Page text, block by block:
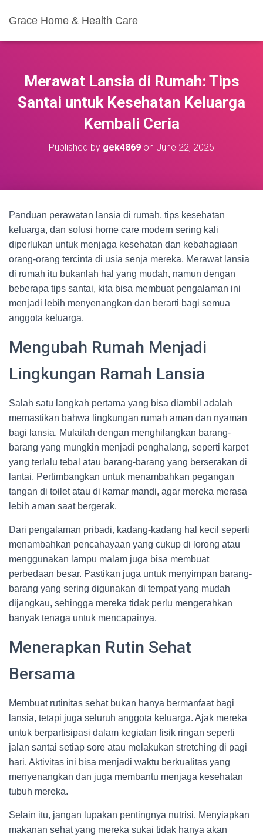
Grace Home & Health Care
Merawat Lansia di Rumah: Tips
Santai untuk Kesehatan Keluarga
Kembali Ceria
Published by gek4869 on June 22, 2025
Panduan perawatan lansia di rumah, tips kesehatan
keluarga, dan solusi home care modern sering kali
diperlukan untuk menjaga kesehatan dan kebahagiaan
orang-orang tercinta di usia senja mereka. Merawat lansia
di rumah itu bukanlah hal yang mudah, namun dengan
beberapa tips santai, kita bisa membuat pengalaman ini
menjadi lebih menyenangkan dan berarti bagi semua
anggota keluarga.
Mengubah Rumah Menjadi
Lingkungan Ramah Lansia
Salah satu langkah pertama yang bisa diambil adalah
memastikan bahwa lingkungan rumah aman dan nyaman
bagi lansia. Mulailah dengan menghilangkan barang-
barang yang mungkin menjadi penghalang, seperti karpet
yang terlalu tebal atau barang-barang yang berserakan di
lantai. Pertimbangkan untuk menambahkan pegangan
tangan di toilet atau di kamar mandi, agar mereka merasa
lebih aman saat bergerak.
Dari pengalaman pribadi, kadang-kadang hal kecil seperti
menambahkan pencahayaan yang cukup di lorong atau
menggunakan lampu malam juga bisa membuat
perbedaan besar. Pastikan juga untuk menyimpan barang-
barang yang sering digunakan di tempat yang mudah
dijangkau, sehingga mereka tidak perlu mengerahkan
banyak tenaga untuk mencapainya.
Menerapkan Rutin Sehat
Bersama
Membuat rutinitas sehat bukan hanya bermanfaat bagi
lansia, tetapi juga seluruh anggota keluarga. Ajak mereka
untuk berpartisipasi dalam kegiatan fisik ringan seperti
jalan santai setiap sore atau melakukan stretching di pagi
hari. Aktivitas ini bisa menjadi waktu berkualitas yang
menyenangkan dan juga membantu menjaga kesehatan
tubuh mereka.
Selain itu, jangan lupakan pentingnya nutrisi. Menyiapkan
makanan sehat yang mereka sukai tidak hanya akan